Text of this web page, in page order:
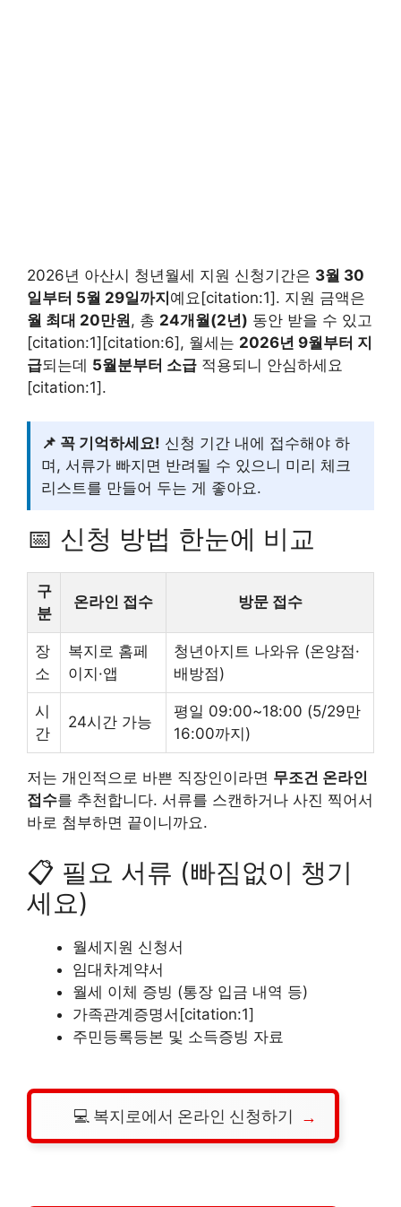
2026년 아산시 청년월세 지원 신청기간은 3월 30
일부터 5월 29일까지예요[citation:1]. 지원 금액은
월 최대 20만원, 총 24개월(2년) 동안 받을 수 있고
[citation:1][citation:6], 월세는 2026년 9월부터 지
급되는데 5월분부터 소급 적용되니 안심하세요
[citation:1].
📌 꼭 기억하세요! 신청 기간 내에 접수해야 하
며, 서류가 빠지면 반려될 수 있으니 미리 체크
리스트를 만들어 두는 게 좋아요.
📅 신청 방법 한눈에 비교
구
분
온라인 접수 방문 접수
장
소
복지로 홈페
이지·앱
청년아지트 나와유 (온양점·
배방점)
시
간
24시간 가능
평일 09:00~18:00 (5/29만
16:00까지)
저는 개인적으로 바쁜 직장인이라면 무조건 온라인
접수를 추천합니다. 서류를 스캔하거나 사진 찍어서
바로 첨부하면 끝이니까요.
📋 필요 서류 (빠짐없이 챙기
세요)
월세지원 신청서
임대차계약서
월세 이체 증빙 (통장 입금 내역 등)
가족관계증명서[citation:1]
주민등록등본 및 소득증빙 자료
💻 복지로에서 온라인 신청하기